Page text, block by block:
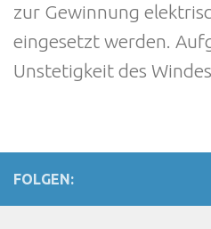
zur Gewinnung
eingesetzt werden.
Unstetigkeit des
FOLGEN: